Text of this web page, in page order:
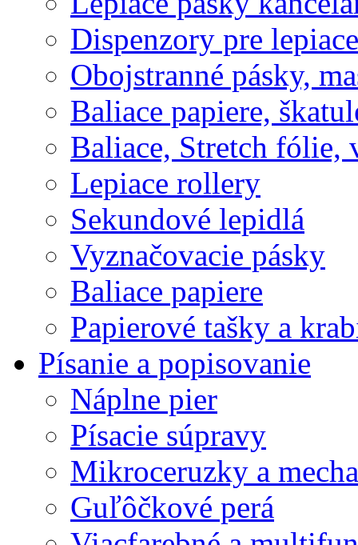
Dispenzory pre
Obojstranné pásky,
Baliace papiere,
Baliace, Stretch fólie,
Lepiace rollery
Sekundové lepidlá
Vyznačovacie pásky
Baliace papiere
Papierové tašky a
Písanie a popisovanie
Náplne pier
Písacie súpravy
Mikroceruzky a
Guľôčkové perá